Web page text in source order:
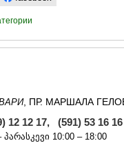
, ПР. МАРШАЛА
12 12 17, (591) 53 16
10:00 – 18:00